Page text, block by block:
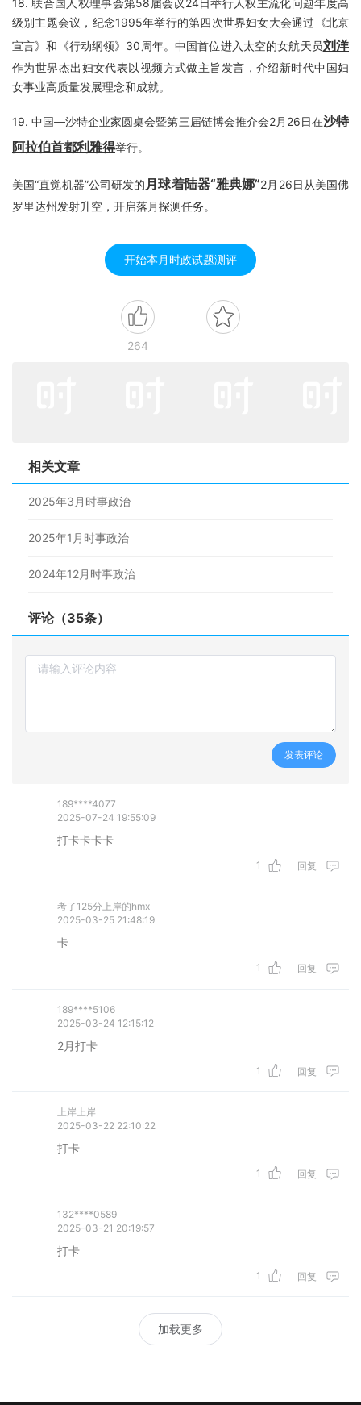
18.联合国人权理事会第58届会议24日举行人权主流化问题年度高
级别主题会议，纪念1995年举行的第四次世界妇女大会通过《北京
宣言》和《行动纲领》30周年。中国首位进入太空的女航天员刘洋
作为世界杰出妇女代表以视频方式做主旨发言，介绍新时代中国妇
女事业高质量发展理念和成就。
19.中国—沙特企业家圆桌会暨第三届链博会推介会2月26日在沙特
阿拉伯首都利雅得举行。
美国“直觉机器”公司研发的月球着陆器“雅典娜”2月26日从美国佛
罗里达州发射升空，开启落月探测任务。
开始本月时政试题测评
264
相关文章
2025年3月时事政治
2025年1月时事政治
2024年12月时事政治
评论（35条）
发表评论
189****4077
2025-07-24 19:55:09
打卡卡卡卡
1 回复
考了125分上岸的hmx
2025-03-25 21:48:19
卡
1 回复
189****5106
2025-03-24 12:15:12
2月打卡
1 回复
上岸上岸
2025-03-22 22:10:22
打卡
1 回复
132****0589
2025-03-21 20:19:57
打卡
1 回复
加载更多